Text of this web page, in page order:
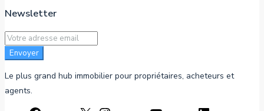
Newsletter
Envoyer
Le plus grand hub immobilier pour propriétaires, acheteurs et
agents.